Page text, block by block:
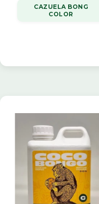
CAZUELA BONG
COLOR